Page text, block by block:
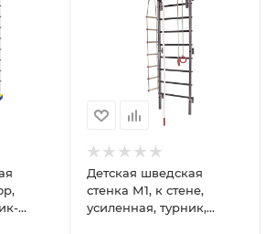
Детская шведская
стенка М1, к стене,
усиленная, турник,